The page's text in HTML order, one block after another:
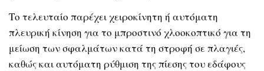
Το τελευταίο παρέχει χειροκίνητη ή αυτόματη
πλευρική κίνηση για το μπροστινό χλοοκοπτικό για τη
μείωση των σφαλμάτων κατά τη στροφή σε πλαγιές,
καθώς και αυτόματη ρύθμιση της πίεσης του εδάφους